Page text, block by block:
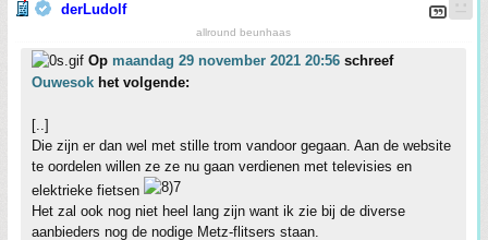
derLudolf
allround beunhaas
Op maandag 29 november 2021 20:56 schreef
Ouwesok het volgende:
[..]
Die zijn er dan wel met stille trom vandoor gegaan. Aan de website
te oordelen willen ze ze nu gaan verdienen met televisies en
elektrieke fietsen
Het zal ook nog niet heel lang zijn want ik zie bij de diverse
aanbieders nog de nodige Metz-flitsers staan.